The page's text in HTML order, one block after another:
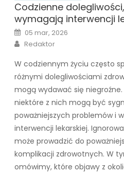
Codzienne
wymagają interwencji
Posted
on
05 mar, 2026
Author
Redaktor
W codziennym życiu często
różnymi dolegliwościami
mogą wydawać się
niektóre z nich mogą być
poważniejszych problemów i
interwencji lekarskiej.
może prowadzić do
komplikacji zdrowotnych. W
omówimy, które objawy z